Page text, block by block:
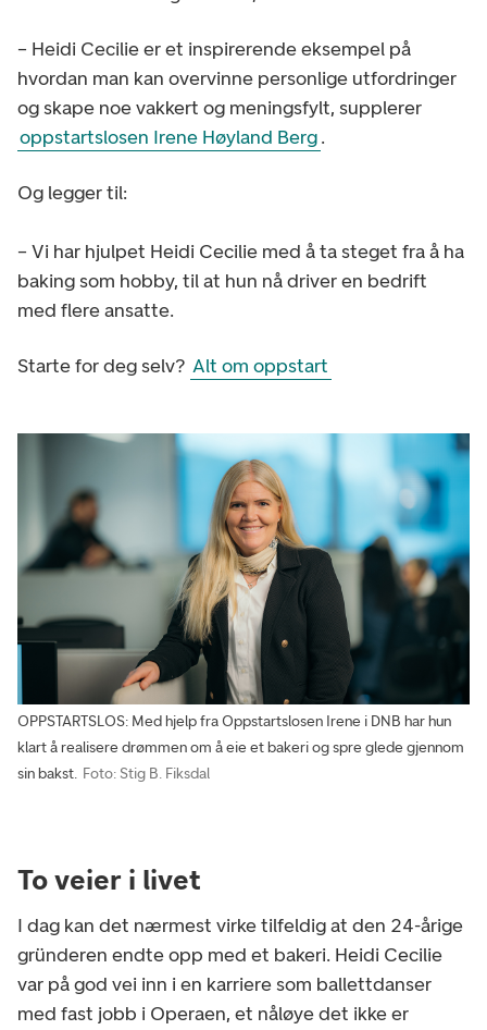
– Heidi Cecilie er et inspirerende eksempel på
hvordan man kan overvinne personlige utfordringer
og skape noe vakkert og meningsfylt, supplerer
oppstartslosen Irene Høyland Berg.
Og legger til:
– Vi har hjulpet Heidi Cecilie med å ta steget fra å ha
baking som hobby, til at hun nå driver en bedrift
med flere ansatte.
Starte for deg selv? Alt om oppstart
OPPSTARTSLOS: Med hjelp fra Oppstartslosen Irene i DNB har hun
klart å realisere drømmen om å eie et bakeri og spre glede gjennom
sin bakst. Foto: Stig B. Fiksdal
To veier i livet
I dag kan det nærmest virke tilfeldig at den 24-årige
gründeren endte opp med et bakeri. Heidi Cecilie
var på god vei inn i en karriere som ballettdanser
med fast jobb i Operaen, et nåløye det ikke er